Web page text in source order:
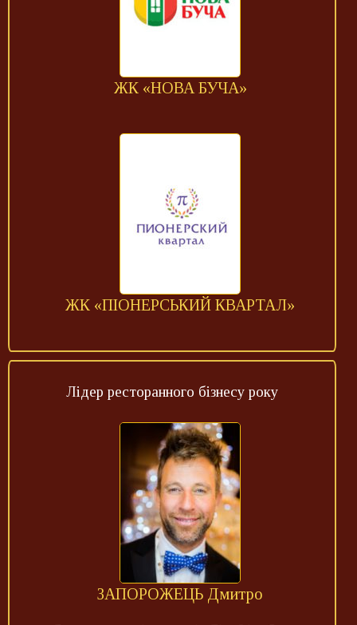
ЖК «НОВА БУЧА»
ЖК «ПІОНЕРСЬКИЙ КВАРТАЛ»
Лідер ресторанного бізнесу року
ЗАПОРОЖЕЦЬ Дмитро